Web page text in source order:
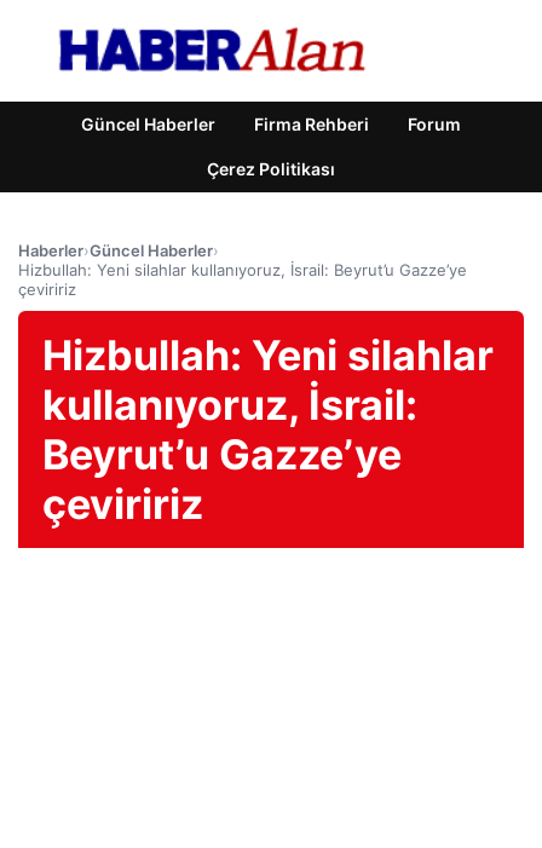
Güncel Haberler Firma Rehberi Forum
Çerez Politikası
Haberler›Güncel Haberler›
Hizbullah: Yeni silahlar kullanıyoruz, İsrail: Beyrut’u Gazze’ye
çeviririz
Hizbullah: Yeni silahlar
kullanıyoruz, İsrail:
Beyrut’u Gazze’ye
çeviririz